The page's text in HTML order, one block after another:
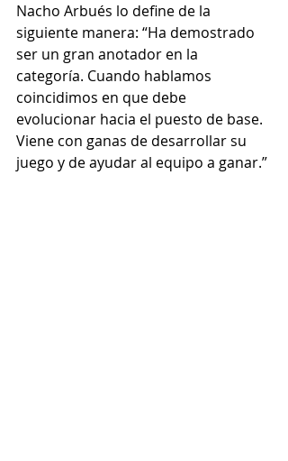
Nacho Arbués lo define de la
siguiente manera: “Ha demostrado
ser un gran anotador en la
categoría. Cuando hablamos
coincidimos en que debe
evolucionar hacia el puesto de base.
Viene con ganas de desarrollar su
juego y de ayudar al equipo a ganar.”